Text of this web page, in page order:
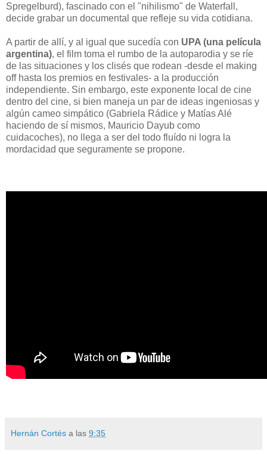
Spregelburd), fascinado con el "nihilismo" de Waterfall,
decide grabar un documental que refleje su vida cotidiana.
A partir de allí, y al igual que sucedía con UPA (una película
argentina), el film toma el rumbo de la autoparodia y se ríe
de las situaciones y los clisés que rodean -desde el making
off hasta los premios en festivales- a la producción
independiente. Sin embargo, este exponente local de cine
dentro del cine, si bien maneja un par de ideas ingeniosas y
algún cameo simpático (Gabriela Rádice y Matías Alé
haciendo de sí mismos, Mauricio Dayub como
cuidacoches), no llega a ser del todo fluído ni logra la
mordacidad que seguramente se propone.
Hernán Cortés a las 9:35